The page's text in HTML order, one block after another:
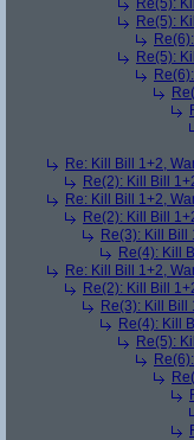
Re(5):
Re(5):
Re(5):
Re: Kill Bill 1+2,
Re(2): Kill Bill
Re: Kill Bill 1+2,
Re(2): Kill Bill
Re(3): Kill Bill
Re(4): Kill
Re: Kill Bill 1+2,
Re(2): Kill Bill
Re(3): Kill Bill
Re(4): Kill
Re(5):